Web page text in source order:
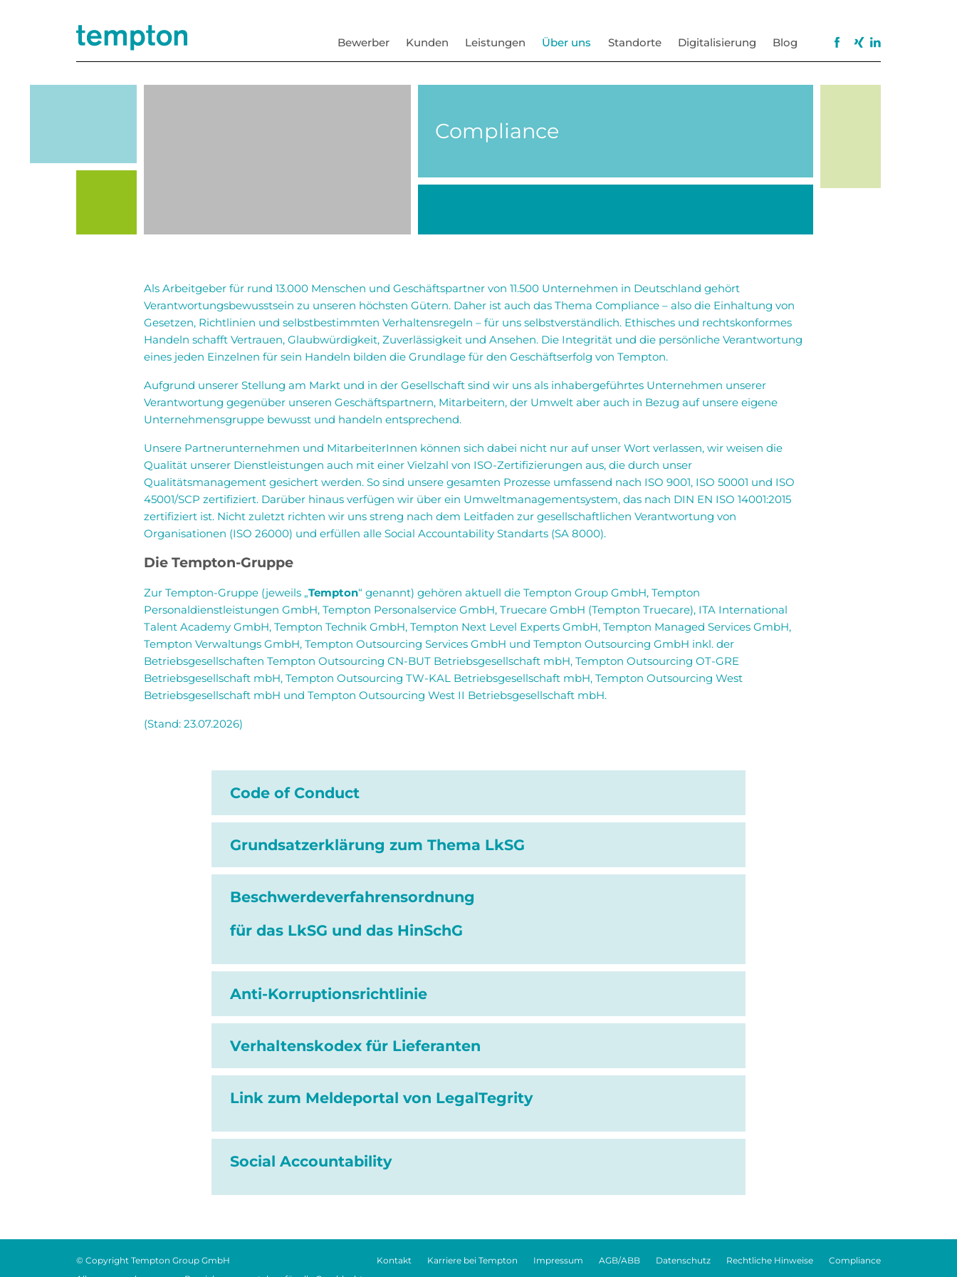
Bewerber Kunden Leistungen Über uns Standorte Digitalisierung Blog
Compliance
Als Arbeitgeber für rund 13.000 Menschen und Geschäftspartner von 11.500 Unternehmen in Deutschland gehört
Verantwortungsbewusstsein zu unseren höchsten Gütern. Daher ist auch das Thema Compliance – also die Einhaltung von
Gesetzen, Richtlinien und selbstbestimmten Verhaltensregeln – für uns selbstverständlich. Ethisches und rechtskonformes
Handeln schafft Vertrauen, Glaubwürdigkeit, Zuverlässigkeit und Ansehen. Die Integrität und die persönliche Verantwortung
eines jeden Einzelnen für sein Handeln bilden die Grundlage für den Geschäftserfolg von Tempton.
Aufgrund unserer Stellung am Markt und in der Gesellschaft sind wir uns als inhabergeführtes Unternehmen unserer
Verantwortung gegenüber unseren Geschäftspartnern, Mitarbeitern, der Umwelt aber auch in Bezug auf unsere eigene
Unternehmensgruppe bewusst und handeln entsprechend.
Unsere Partnerunternehmen und MitarbeiterInnen können sich dabei nicht nur auf unser Wort verlassen, wir weisen die
Qualität unserer Dienstleistungen auch mit einer Vielzahl von ISO-Zertifizierungen aus, die durch unser
Qualitätsmanagement gesichert werden. So sind unsere gesamten Prozesse umfassend nach ISO 9001, ISO 50001 und ISO
45001/SCP zertifiziert. Darüber hinaus verfügen wir über ein Umweltmanagementsystem, das nach DIN EN ISO 14001:2015
zertifiziert ist. Nicht zuletzt richten wir uns streng nach dem Leitfaden zur gesellschaftlichen Verantwortung von
Organisationen (ISO 26000) und erfüllen alle Social Accountability Standarts (SA 8000).
Die Tempton-Gruppe
Zur Tempton-Gruppe (jeweils „Tempton“ genannt) gehören aktuell die Tempton Group GmbH, Tempton
Personaldienstleistungen GmbH, Tempton Personalservice GmbH, Truecare GmbH (Tempton Truecare), ITA International
Talent Academy GmbH, Tempton Technik GmbH, Tempton Next Level Experts GmbH, Tempton Managed Services GmbH,
Tempton Verwaltungs GmbH, Tempton Outsourcing Services GmbH und Tempton Outsourcing GmbH inkl. der
Betriebsgesellschaften Tempton Outsourcing CN-BUT Betriebsgesellschaft mbH, Tempton Outsourcing OT-GRE
Betriebsgesellschaft mbH, Tempton Outsourcing TW-KAL Betriebsgesellschaft mbH, Tempton Outsourcing West
Betriebsgesellschaft mbH und Tempton Outsourcing West II Betriebsgesellschaft mbH.
(Stand: 23.07.2026)
Code of Conduct
Grundsatzerklärung zum Thema LkSG
Beschwerdeverfahrensordnung
für das LkSG und das HinSchG
Anti-Korruptionsrichtlinie
Verhaltenskodex für Lieferanten
Link zum Meldeportal von LegalTegrity
Social Accountability
© Copyright Tempton Group GmbH Kontakt Karriere bei Tempton Impressum AGB/ABB Datenschutz Rechtliche Hinweise
Compliance